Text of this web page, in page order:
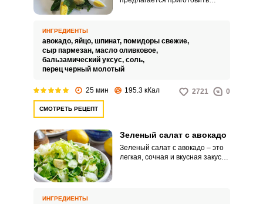
отварное яйцо, свежий помидор
и сыр.
ИНГРЕДИЕНТЫ
авокадо, яйцо, шпинат, помидоры свежие,
сыр пармезан, масло оливковое,
бальзамический уксус, соль,
перец черный молотый
25 мин 195.3 кКал 2721 0
СМОТРЕТЬ РЕЦЕПТ
Зеленый салат с авокадо
Зеленый салат с авокадо – это
легкая, сочная и вкусная закуска.
ИНГРЕДИЕНТЫ